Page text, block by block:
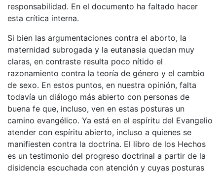
responsabilidad. En el documento ha faltado hacer
esta crítica interna.
Si bien las argumentaciones contra el aborto, la
maternidad subrogada y la eutanasia quedan muy
claras, en contraste resulta poco nítido el
razonamiento contra la teoría de género y el cambio
de sexo. En estos puntos, en nuestra opinión, falta
todavía un diálogo más abierto con personas de
buena fe que, incluso, ven en estas posturas un
camino evangélico. Ya está en el espíritu del Evangelio
atender con espíritu abierto, incluso a quienes se
manifiesten contra la doctrina. El libro de los Hechos
es un testimonio del progreso doctrinal a partir de la
disidencia escuchada con atención y cuyas posturas